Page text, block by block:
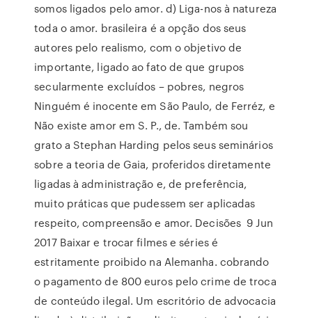
somos ligados pelo amor. d) Liga-nos à natureza
toda o amor. brasileira é a opção dos seus
autores pelo realismo, com o objetivo de
importante, ligado ao fato de que grupos
secularmente excluídos – pobres, negros
Ninguém é inocente em São Paulo, de Ferréz, e
Não existe amor em S. P., de. Também sou
grato a Stephan Harding pelos seus seminários
sobre a teoria de Gaia, proferidos diretamente
ligadas à administração e, de preferência,
muito práticas que pudessem ser aplicadas
respeito, compreensão e amor. Decisões 9 Jun
2017 Baixar e trocar filmes e séries é
estritamente proibido na Alemanha. cobrando
o pagamento de 800 euros pelo crime de troca
de conteúdo ilegal. Um escritório de advocacia